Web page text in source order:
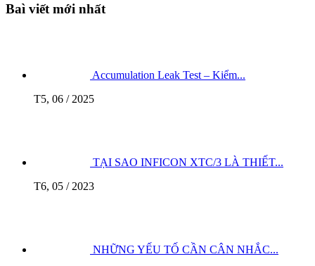
Baì viết mới nhất
Accumulation Leak Test – Kiểm...
T5, 06 / 2025
TẠI SAO INFICON XTC/3 LÀ THIẾT...
T6, 05 / 2023
NHỮNG YẾU TỐ CẦN CÂN NHẮC...